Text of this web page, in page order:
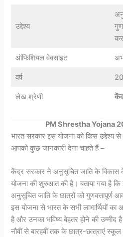
उद्देश्य
ऑफिशियल वेबसाइट
वर्ष
लेख श्रेणी
PM Shrestha Yojana
भारत सरकार इस योजना को किस उद्देश्य
आपको कुछ जानकारी देना चाहते हैं –
केंद्र सरकार ने अनुसूचित जाति के विकास
योजना की शुरुआत की है। बताया गया है
अनुसूचित जाति के छात्रों को गुणवत्तापूर्ण
इस योजना से भारत के सभी लाभार्थियों
है और उनका भविष्य बेहतर होने की उम्मीद
नौवीं से बारहवीं तक के छात्र-छात्राएं